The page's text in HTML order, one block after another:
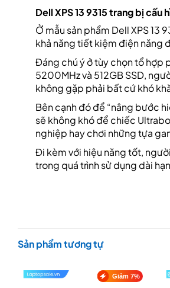
Dell XPS 13 9315 trang bị cấu
Ở mẫu sản phẩm Dell XPS 13
khả năng tiết kiệm điện năng
Đáng chú ý ở tùy chọn tổ hợp
5200MHz và 512GB SSD,
không gặp phải bất cứ khó
Bên cạnh đó để “nâng bước
sẽ không khó để chiếc
nghiệp hay chơi những tựa
Đi kèm với hiệu năng tốt,
trong quá trình sử dụng dài
Sản phẩm tương tự
Giảm 7%